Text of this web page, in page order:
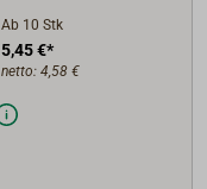
Ab 10 Stk
5,45 €*
netto: 4,58 €